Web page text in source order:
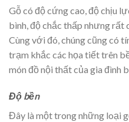
Gỗ có độ cứng cao, độ chịu
bình, độ chắc thấp nhưng rất
Cùng với đó, chúng cũng có
trạm khắc các họa tiết trên
món đồ nội thất của gia đình
Độ bền
Đây là một trong những loại